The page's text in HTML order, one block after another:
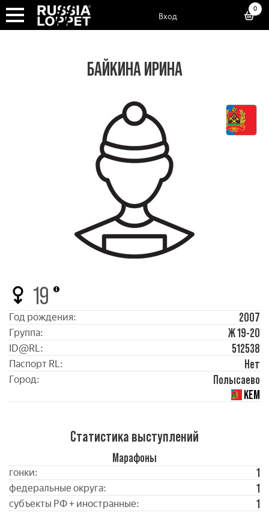
Вход
0
БАЙКИНА ИРИНА
19
Год рождения: 2007
Группа: Ж 19-20
ID@RL: 512538
Паспорт RL: Нет
Город:
Полысаево
КЕМ
Статистика выступлений
Марафоны
гонки: 1
федеральные округа: 1
субъекты РФ + иностранные: 1